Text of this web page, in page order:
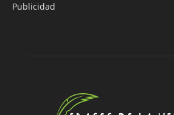
Publicidad